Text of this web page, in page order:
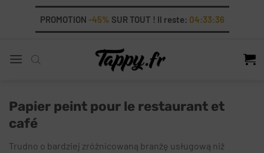
PROMOTION -45% SUR TOUT ! Il reste: 04:33:35
Papier peint pour le restaurant et
café
Trudno o bardziej zróżnicowaną branżę usługową niż